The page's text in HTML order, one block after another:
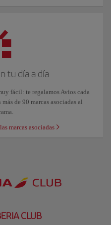
tu día a día
fácil: te regalamos Avios cada
de 90 marcas asociadas al
marcas asociadas
CLUB